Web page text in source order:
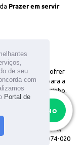
de seu
com
Portal de
AO CARRINHO
Prazer em servir
podem sofrer
apenas para a
é o do carrinho.
de propriedade do
reprodução, total ou
UTENSILIOS LTDA /
141.096.449.110/
Paulo Cep: 05074-020